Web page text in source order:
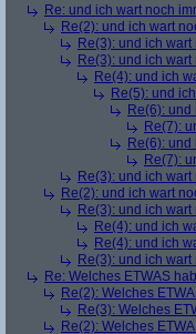
Re: und ich wart noch
Re(2): und ich wart
Re(3): und ich wart
Re(3): und ich wart
Re(4): und ich
Re(5): und
Re(6): und
Re(7):
Re(6): und
Re(7):
Re(3): und ich wart
Re(2): und ich wart
Re(3): und ich wart
Re(4): und ich
Re(4): und ich
Re(3): und ich wart
Re: Welches ETWAS
Re(2): Welches
Re(3): Welches
Re(2): Welches